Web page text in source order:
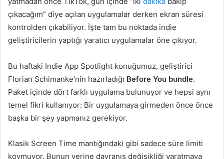
çıkacağım” diye açılan uygulamalar derken ekran süresi
kontrolden çıkabiliyor. İşte tam bu noktada indie
geliştiricilerin yaptığı yaratıcı uygulamalar öne çıkıyor.
Bu haftaki Indie App Spotlight konuğumuz, geliştirici
Florian Schimanke’nin hazırladığı Before You bundle.
Paket içinde dört farklı uygulama bulunuyor ve hepsi aynı
temel fikri kullanıyor: Bir uygulamaya girmeden önce önce
başka bir şey yapmanız gerekiyor.
Klasik Screen Time mantığındaki gibi sadece süre limiti
koymuyor. Bunun yerine davranış değişikliği yaratmaya